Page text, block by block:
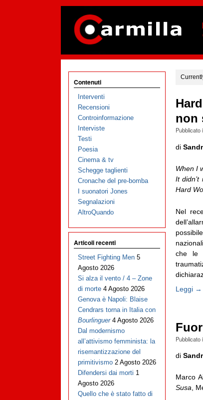
non
Pubblicato
di
When I
It
Hard
Nel
che le
Leggi →
Pubblicato
di
Marco
Susa,
Contenuti
Interventi
Recensioni
Controinformazione
Interviste
Testi
Poesia
Cinema & tv
Schegge taglienti
Cronache del pre-bomba
I suonatori Jones
Segnalazioni
AltroQuando
Articoli recenti
Street Fighting Men 5
Agosto 2026
Si alza il vento / 4 – Zone
di morte 4 Agosto 2026
Genova è Napoli: Blaise
Cendrars torna in Italia con
Bourlinguer 4 Agosto 2026
Dal modernismo
all’attivismo femminista: la
risemantizzazione del
primitivismo 2 Agosto 2026
Difendersi dai morti 1
Agosto 2026
Quello che è stato fatto di